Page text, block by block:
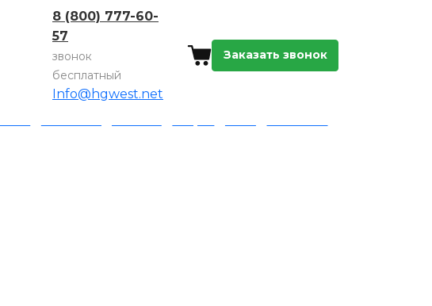
8 (800) 777-60-
57
звонок
бесплатный
Info@hgwest.net
Заказать звонок